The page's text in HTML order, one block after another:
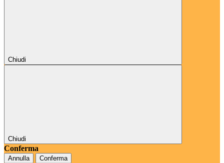
Chiudi
Chiudi
Conferma
Annulla Conferma